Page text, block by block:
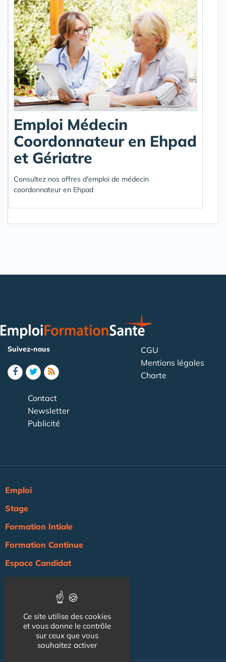
Emploi Médecin
Coordonnateur en Ehpad
et Gériatre
Consultez nos offres d'emploi de médecin
coordonnateur en Ehpad
Suivez-nous
CGU
Mentions légales
Charte
Contact
Newsletter
Publicité
Emploi
Stage
Formation Intiale
Formation Continue
Espace Candidat
Agenda
NOS AUTRES SITES :
Ce site utilise des cookies
et vous donne le contrôle
sur ceux que vous
souhaitez activer